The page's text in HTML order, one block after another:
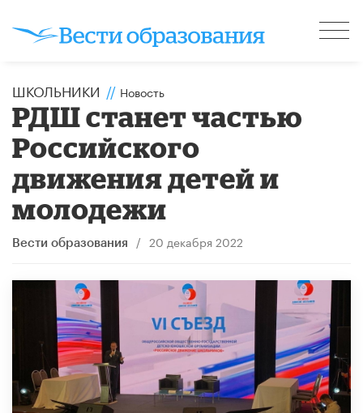
ШКОЛЬНИКИ // Новость
РДШ станет частью
Российского
движения детей и
молодежи
Вести образования / 20 декабря 2022